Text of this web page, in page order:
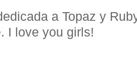
a Topaz y
I love you girls!